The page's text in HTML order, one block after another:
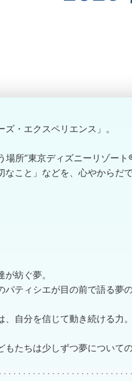
・エクスペリエンス」。
所”東京ディズニーリゾー
こと」などを、心やからだ
紡ぐ夢。
ティシエが目の前で語る夢の
自分を信じて動き続ける力
たちは少しずつ夢について